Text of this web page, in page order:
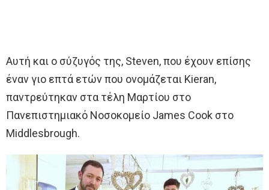
Αυτή και ο σύζυγός της, Steven, που έχουν επίσης
έναν γιο επτά ετών που ονομάζεται Kieran,
παντρεύτηκαν στα τέλη Μαρτίου στο
Πανεπιστημιακό Νοσοκομείο James Cook στο
Middlesbrough.